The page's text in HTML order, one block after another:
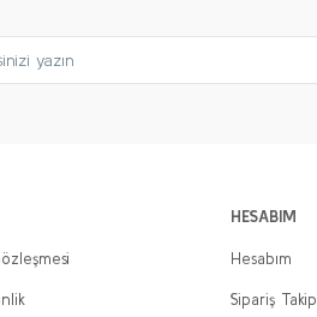
HESABIM
Hesabım
Sipariş Takip